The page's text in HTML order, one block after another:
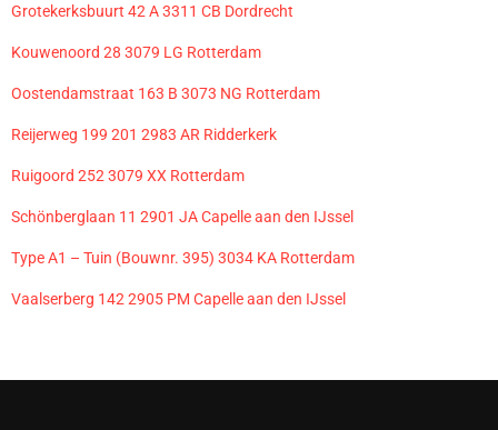
Grotekerksbuurt 42 A 3311 CB Dordrecht
Kouwenoord 28 3079 LG Rotterdam
Oostendamstraat 163 B 3073 NG Rotterdam
Reijerweg 199 201 2983 AR Ridderkerk
Ruigoord 252 3079 XX Rotterdam
Schönberglaan 11 2901 JA Capelle aan den IJssel
Type A1 – Tuin (Bouwnr. 395) 3034 KA Rotterdam
Vaalserberg 142 2905 PM Capelle aan den IJssel